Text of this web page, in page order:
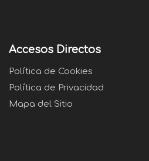
Accesos Directos
Política de Cookies
Política de Privacidad
Mapa del Sitio